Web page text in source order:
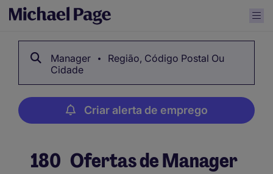
Manager
Região, Código Postal Ou
Cidade
Criar alerta de emprego
180 Ofertas de Manager